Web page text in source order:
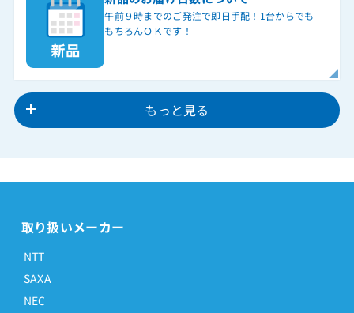
午前９時までのご発注で即日手配！1台からでも
もちろんＯＫです！
もっと見る
取り扱いメーカー
NTT
SAXA
NEC